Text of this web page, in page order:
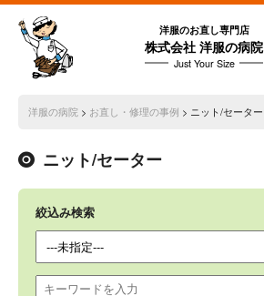
洋服のお直し専門店
株式会社 洋服の病院
Just Your Size
洋服の病院 > お直し・修理の事例 > ニット/セーター
ニット/セーター
絞込み検索